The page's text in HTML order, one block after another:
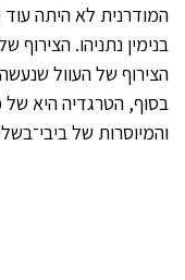
המודרנית לא היתה
בנימין נתניהו. הצירוף
הצירוף של העוול
בסוף, הטרגדיה היא של
והמיוסרות של